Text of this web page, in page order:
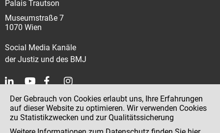
Palais Trautson
Museumstraße 7
1070 Wien
Social Media Kanäle
der Justiz und des BMJ
Kontakt
Impressum
Der Gebrauch von Cookies erlaubt uns, Ihre Erfahrungen
auf dieser Website zu optimieren. Wir verwenden Cookies
zu Statistikzwecken und zur Qualitätssicherung